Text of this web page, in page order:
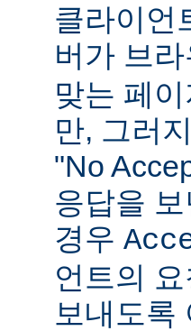
클라이언
버가 브
맞는 페
만, 그러
"No
응답을
경우
언트의
보내도록